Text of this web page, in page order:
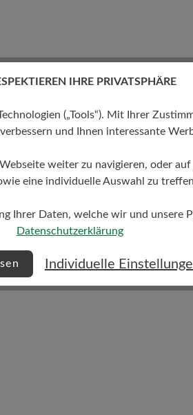
Aktionen nur für Insider.
IHRE PRIVATSPHÄRE
(„Tools“). Mit Ihrer
und Ihnen interessante
weiter zu navigieren, oder
eine individuelle Auswahl zu
Ihrer Daten, welche wir und unsere
Datenschutzerklärung
Individuelle